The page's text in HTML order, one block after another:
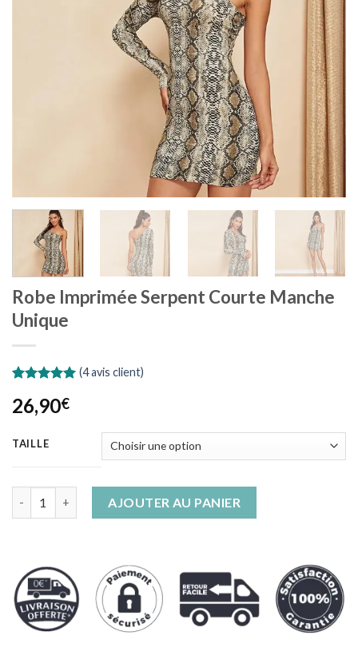
Robe Imprimée Serpent Courte Manche
Unique
sur 5 basé
sur
client
(4avis client)
26,90€
TAILLE
AJOUTER AU PANIER